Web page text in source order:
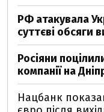
РФ атакувала
суттєві обсяги
Росіяни
компанії на
Нацбанк